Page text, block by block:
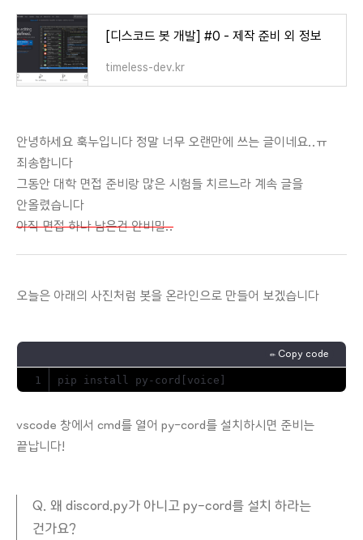
[디스코드 봇 개발] #0 - 제작 준비 외 정보
timeless-dev.kr
안녕하세요 훅누입니다 정말 너무 오랜만에 쓰는 글이네요..ㅠ
죄송합니다
그동안 대학 면접 준비랑 많은 시험들 치르느라 계속 글을
안올렸습니다
아직 면접 하나 남은건 안비밀..
오늘은 아래의 사진처럼 봇을 온라인으로 만들어 보겠습니다
pip install py-cord [ voice ]
✏️ Copy code
vscode 창에서 cmd를 열어 py-cord를 설치하시면 준비는
끝납니다!
Q. 왜 discord.py가 아니고 py-cord를 설치 하라는
건가요?